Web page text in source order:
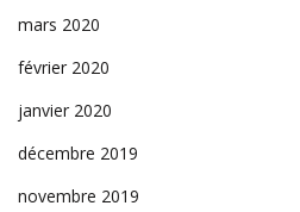
mars 2020
février 2020
janvier 2020
décembre 2019
novembre 2019